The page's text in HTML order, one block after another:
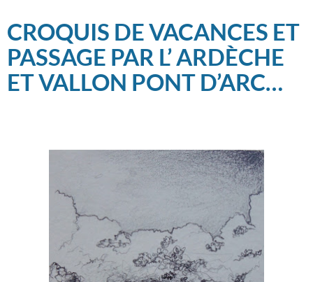
CROQUIS DE VACANCES ET
PASSAGE PAR L’ ARDÈCHE
ET VALLON PONT D’ARC…